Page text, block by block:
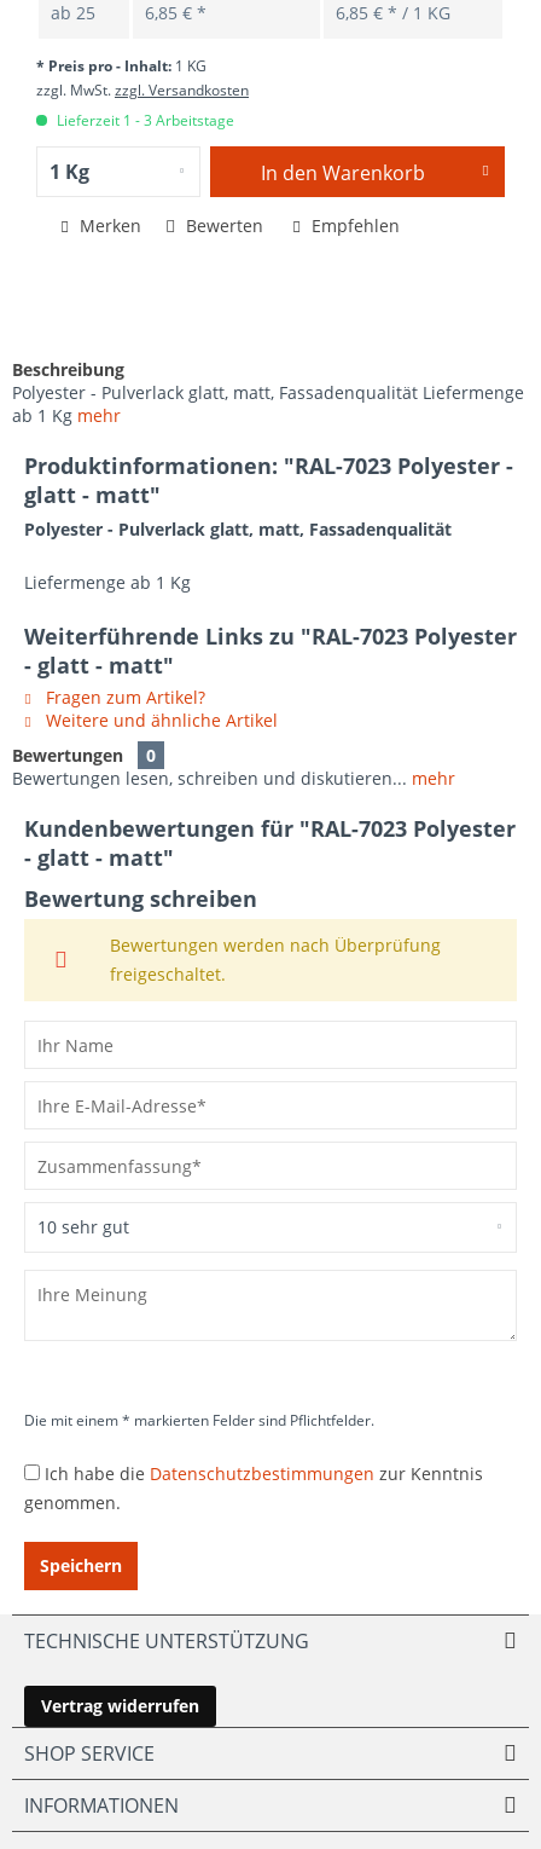
ab 25 6,85 € * 6,85 € * / 1 KG
* Preis pro - Inhalt: 1 KG
zzgl. MwSt.zzgl. Versandkosten
Lieferzeit 1 - 3 Arbeitstage
In den Warenkorb
Merken Bewerten Empfehlen
Beschreibung
Polyester - Pulverlack glatt, matt, Fassadenqualität Liefermenge
ab 1 Kg mehr
Produktinformationen: "RAL-7023 Polyester -
glatt - matt"
Polyester - Pulverlack glatt, matt, Fassadenqualität
Liefermenge ab 1 Kg
Weiterführende Links zu "RAL-7023 Polyester
- glatt - matt"
Fragen zum Artikel?
Weitere und ähnliche Artikel
Bewertungen
0
Bewertungen lesen, schreiben und diskutieren... mehr
Kundenbewertungen für "RAL-7023 Polyester
- glatt - matt"
Bewertung schreiben
Bewertungen werden nach Überprüfung
freigeschaltet.
Die mit einem * markierten Felder sind Pflichtfelder.
Ich habe die Datenschutzbestimmungen zur Kenntnis
genommen.
Speichern
TECHNISCHE UNTERSTÜTZUNG
Vertrag widerrufen
SHOP SERVICE
INFORMATIONEN